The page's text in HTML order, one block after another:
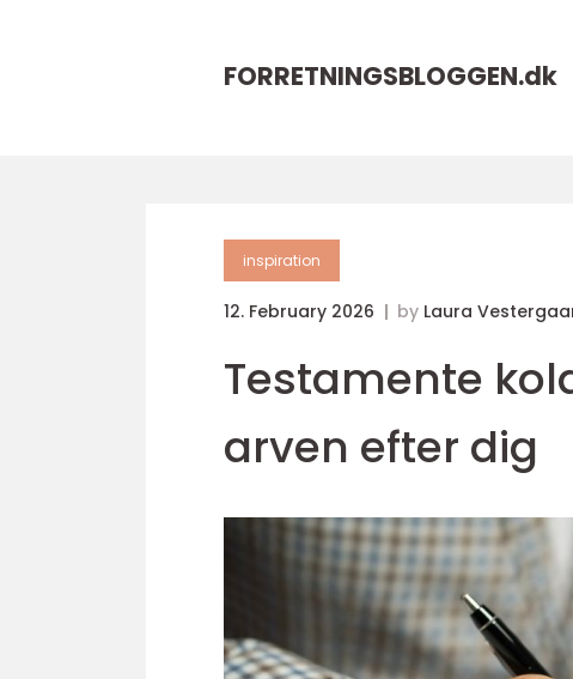
FORRETNINGSBLOGGEN.dk
inspiration
12. February 2026 by Laura
Testamente
arven efter dig